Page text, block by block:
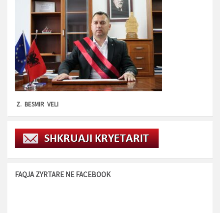
Z. BESMIR VELI
FAQJA ZYRTARE NE FACEBOOK